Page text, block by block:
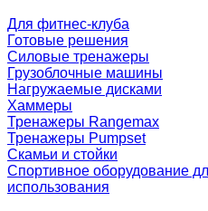
Для фитнес-клуба
Готовые решения
Силовые тренажеры
Грузоблочные машины
Нагружаемые дисками
Хаммеры
Тренажеры Rangemax
Тренажеры Pumpset
Скамьи и стойки
Спортивное оборудование
использования